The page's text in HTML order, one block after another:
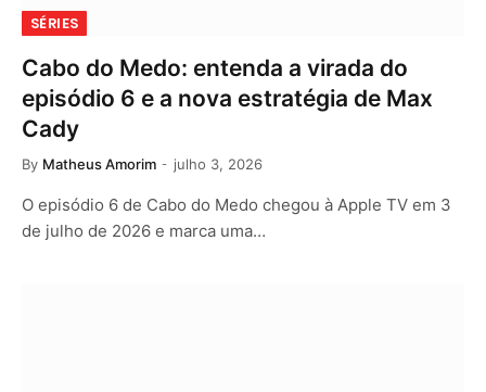
SÉRIES
Cabo do Medo: entenda a virada do
episódio 6 e a nova estratégia de Max
Cady
By Matheus Amorim julho 3, 2026
O episódio 6 de Cabo do Medo chegou à Apple TV em 3
de julho de 2026 e marca uma…